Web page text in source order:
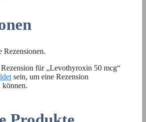
Rezensionen.
Rezension für „Levothyroxin 50 mcg“
sein, um eine Rezension
können.